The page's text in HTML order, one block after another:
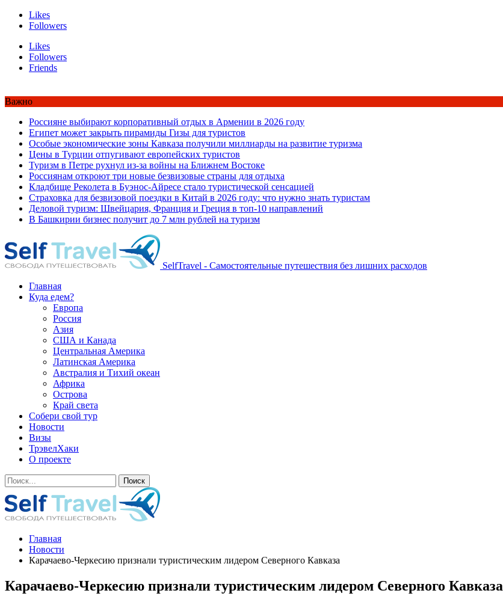
Likes
Followers
Likes
Followers
Friends
Важно
Россияне выбирают корпоративный отдых в Армении в 2026 году
Египет может закрыть пирамиды Гизы для туристов
Особые экономические зоны Кавказа получили миллиарды на развитие туризма
Цены в Турции отпугивают европейских туристов
Туризм в Петре рухнул из-за войны на Ближнем Востоке
Россиянам откроют три новые безвизовые страны для отдыха
Кладбище Реколета в Буэнос-Айресе стало туристической сенсацией
Страховка для безвизовой поездки в Китай в 2026 году: что нужно знать туристам
Деловой туризм: Швейцария, Франция и Греция в топ-10 направлений
В Башкирии бизнес получит до 7 млн рублей на туризм
SelfTravel - Самостоятельные путешествия без лишних расходов
Главная
Куда едем?
Европа
Россия
Азия
США и Канада
Центральная Америка
Латинская Америка
Австралия и Тихий океан
Африка
Острова
Край света
Собери свой тур
Новости
Визы
ТрэвелХаки
О проекте
Главная
Новости
Карачаево-Черкесию признали туристическим лидером Северного Кавказа
Карачаево-Черкесию признали туристическим лидером Северного Кавказа